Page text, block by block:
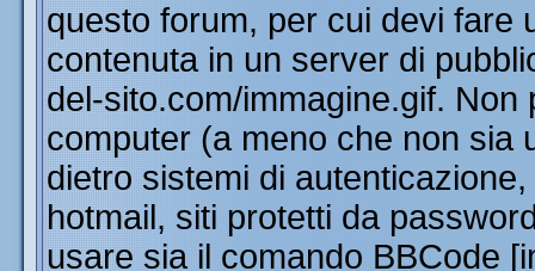
questo forum, per cui devi fare
contenuta in un server di
del-sito.com/immagine.gif.
computer (a meno che non sia
dietro sistemi di
hotmail, siti protetti da
usare sia il comando BBCode